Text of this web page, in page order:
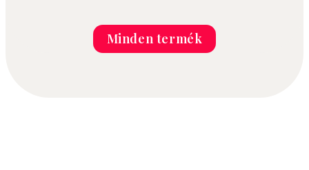
Minden termék